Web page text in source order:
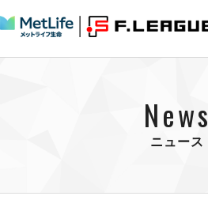
U-23選抜
MATCHESNews
ニュース